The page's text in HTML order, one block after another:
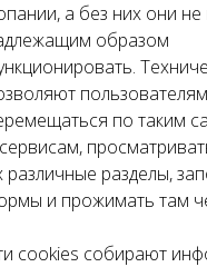
а без них они не
образом
пользователям
по таким
различные разделы,
и прожимать там
cookies собирают